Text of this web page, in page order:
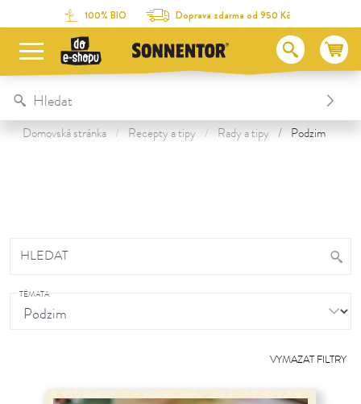
Na obsah stránky
Na seznam obsahu
100% BIO Doprava zdarma od 950 Kč
Table Of Content
Domovská stránka Recepty a tipy Rady a tipy Podzim
HLEDAT
TÉMATA
VYMAZAT FILTRY